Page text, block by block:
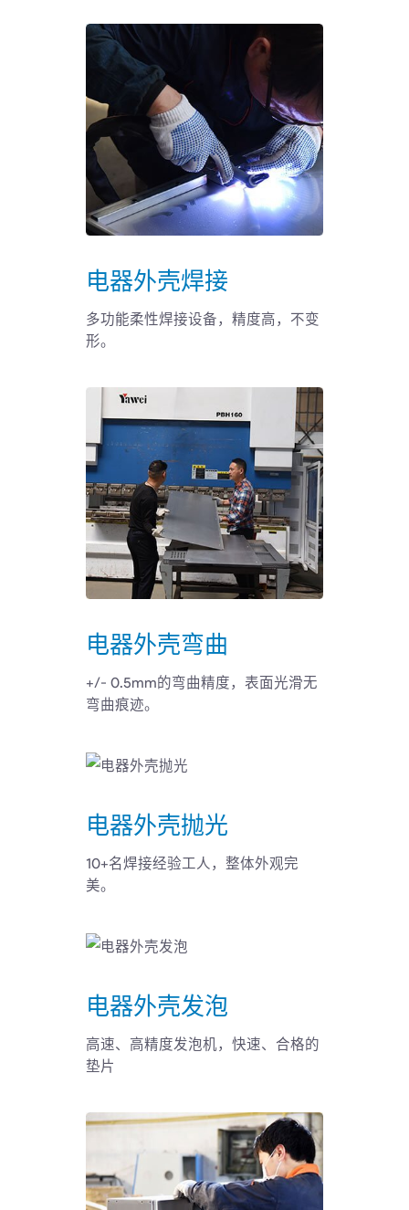
电器外壳焊接
多功能柔性焊接设备，精度高，不变
形。
电器外壳弯曲
+/- 0.5mm的弯曲精度，表面光滑无
弯曲痕迹。
电器外壳抛光
10+名焊接经验工人，整体外观完
美。
电器外壳发泡
高速、高精度发泡机，快速、合格的
垫片